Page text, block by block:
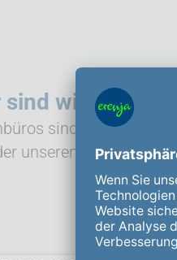
wir
sind wir
unseren